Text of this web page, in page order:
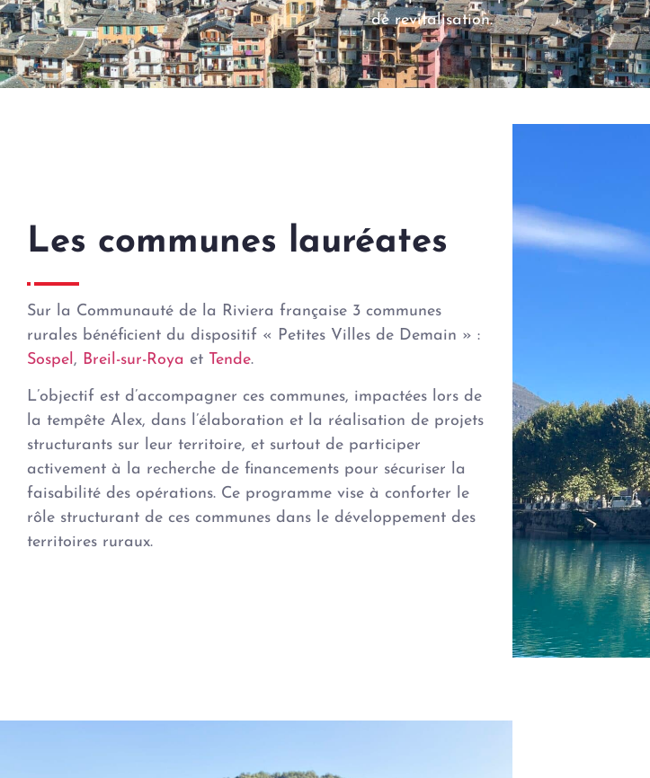
de revitalisation.
Les communes lauréates
Sur la Communauté de la Riviera française 3 communes
rurales bénéficient du dispositif « Petites Villes de Demain » :
Sospel, Breil-sur-Roya et Tende.
L’objectif est d’accompagner ces communes, impactées lors de
la tempête Alex, dans l’élaboration et la réalisation de projets
structurants sur leur territoire, et surtout de participer
activement à la recherche de financements pour sécuriser la
faisabilité des opérations. Ce programme vise à conforter le
rôle structurant de ces communes dans le développement des
territoires ruraux.